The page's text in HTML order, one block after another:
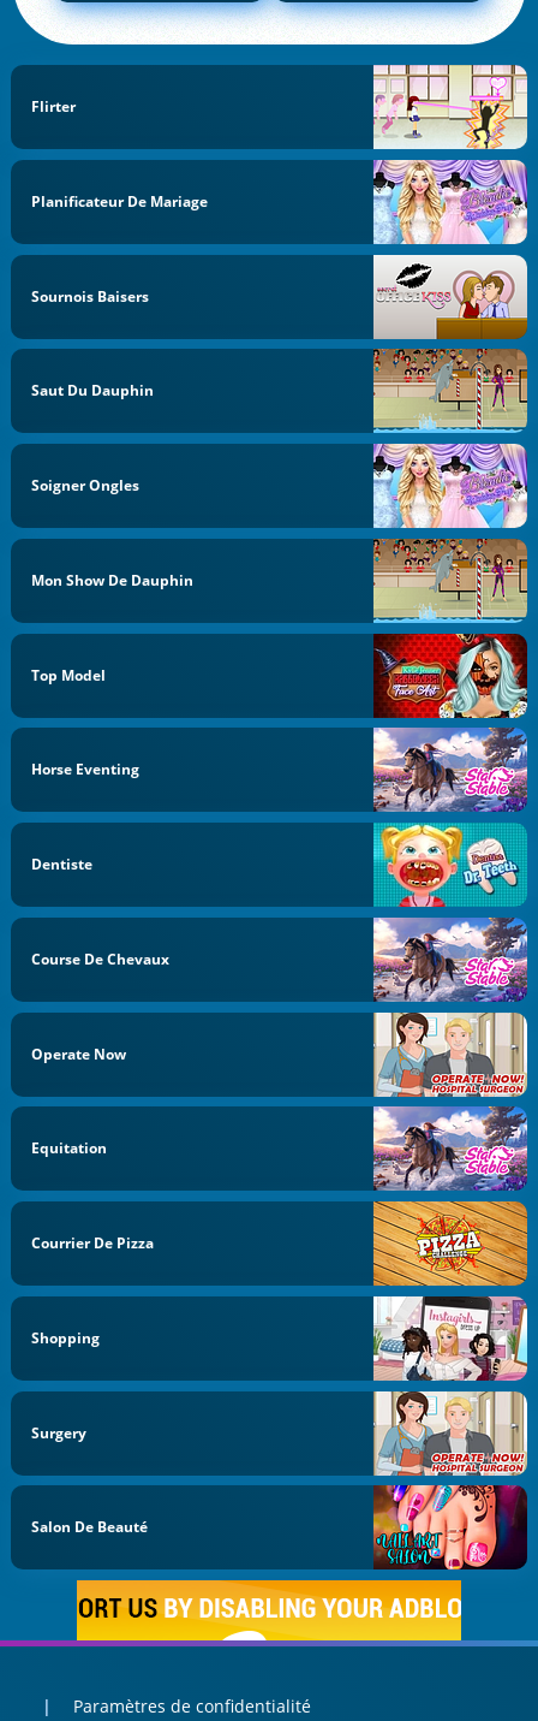
Flirter
Planificateur De Mariage
Sournois Baisers
Saut Du Dauphin
Soigner Ongles
Mon Show De Dauphin
Top Model
Horse Eventing
Dentiste
Course De Chevaux
Operate Now
Equitation
Courrier De Pizza
Shopping
Surgery
Salon De Beauté
Paramètres de confidentialité